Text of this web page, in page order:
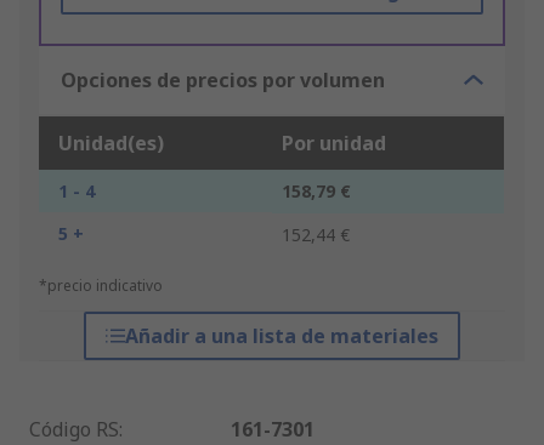
Opciones de precios por volumen
Unidad(es) Por unidad
1 - 4
158,79 €
5 +
152,44 €
*precio indicativo
Añadir a una lista de materiales
Código RS:
161-7301